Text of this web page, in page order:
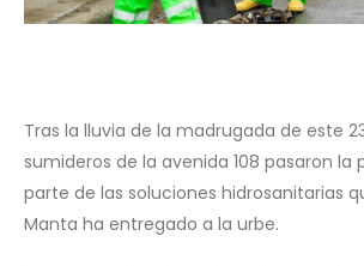
Tras la lluvia de la madrugada de este
sumideros de la avenida 108 pasaron la
parte de las soluciones hidrosanitarias
Manta ha entregado a la urbe.